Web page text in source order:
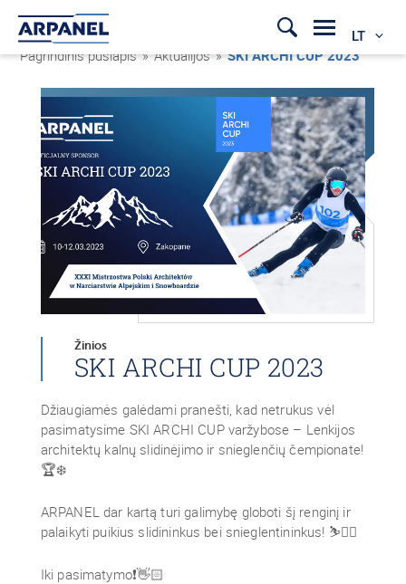
LT
Pagrindinis puslapis » Aktualijos »SKI ARCHI CUP 2023
Žinios
SKI ARCHI CUP 2023
Džiaugiamės galėdami pranešti, kad netrukus vėl
pasimatysime SKI ARCHI CUP varžybose – Lenkijos
architektų kalnų slidinėjimo ir snieglenčių čempionate!
🏆❄️
ARPANEL dar kartą turi galimybę globoti šį renginį ir
palaikyti puikius slidininkus bei snieglentininkus! ⛷️🏂🏻
Iki pasimatymo❗👋🏻